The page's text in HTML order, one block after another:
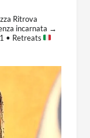
Ritrova
incarnata →
• Retreats